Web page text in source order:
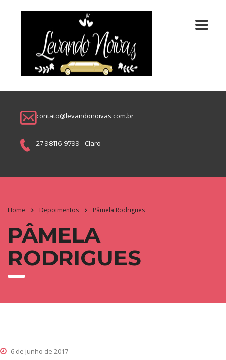
contato@levandonoivas.com.br
27 98116-9799 - Claro
Home Depoimentos Pâmela Rodrigues
PÂMELA
RODRIGUES
6 de junho de 2017